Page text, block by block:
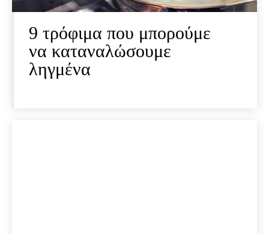
9 τρόφιμα που μπορούμε
να καταναλώσουμε
ληγμένα